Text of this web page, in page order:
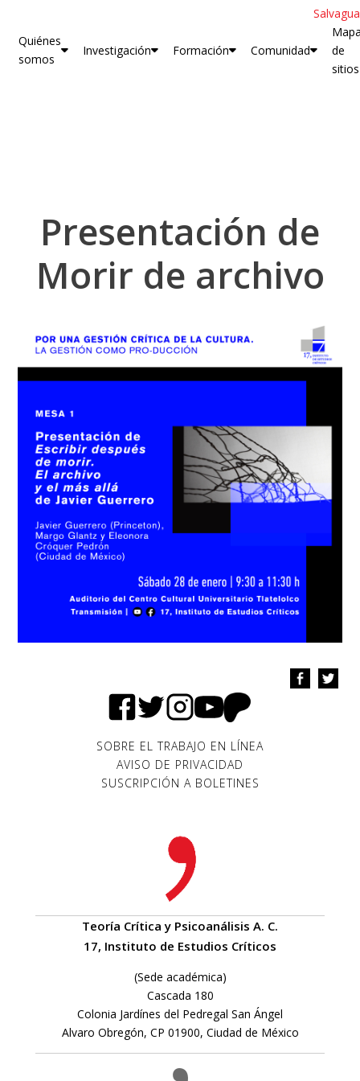
Quiénes
somos
Investigación Formación Comunidad
de
sitios
Presentación de
Morir de archivo
SOBRE EL TRABAJO EN LÍNEA
AVISO DE PRIVACIDAD
SUSCRIPCIÓN A BOLETINES
Teoría Crítica y Psicoanálisis A. C.
17, Instituto de Estudios Críticos
(Sede académica)
Cascada 180
Colonia Jardínes del Pedregal San Ángel
Alvaro Obregón, CP 01900, Ciudad de México